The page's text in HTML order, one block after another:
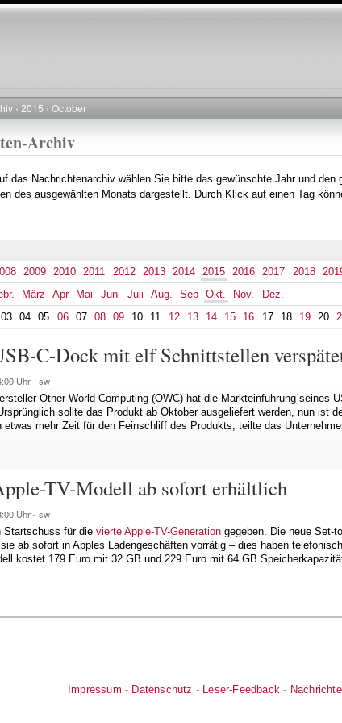
Direkt
2015 October
Archiv
das Nachrichtenarchiv wählen Sie bitte das gewünschte Jahr und
des ausgewählten Monats dargestellt. Durch Klick auf einen Tag
2009 2010 2011 2012 2013 2014 2015 2016 2017 2018
März Apr Mai Juni Juli Aug. Sep Okt. Nov.
Dez.
03 04 05 06 07 08 09 10 11 12 13 14 15 16 17 18 19 20
C-Dock mit elf Schnittstellen
Uhr - sw
Other World Computing (OWC) hat die Markteinführung seines
sollte das Produkt ab Oktober ausgeliefert werden, nun ist
etwas mehr Zeit für den Feinschliff des Produkts, teilte das
TV-Modell ab sofort erhältlich
Uhr - sw
Startschuss für die vierte Apple-TV-Generation gegeben. Die neue Set-
ab sofort in Apples Ladengeschäften vorrätig – dies haben
kostet 179 Euro mit 32 GB und 229 Euro mit 64 GB
Impressum - Datenschutz - Leser-Feedback -